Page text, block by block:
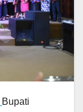
Bupati